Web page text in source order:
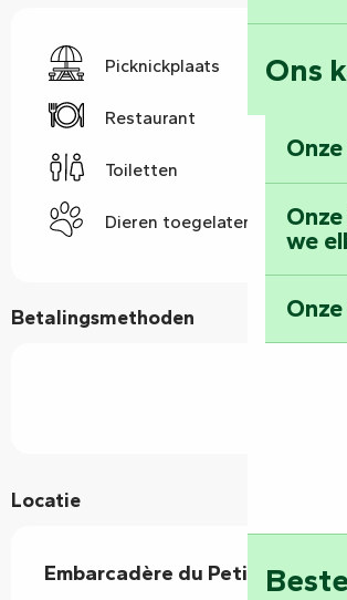
Ons
we
Picknickplaats
Restaurant
Toiletten
Dieren toegelaten
Betalingsmethoden
Locatie
Embarcadère du Petit Port